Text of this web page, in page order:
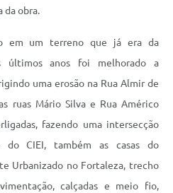
da obra.
em um terreno que já era da
últimos anos foi melhorado a
uma erosão na Rua Almir de
ruas Mário Silva e Rua Américo
fazendo uma intersecção
CIEI, também as casas do
Urbanizado no Fortaleza, trecho
calçadas e meio fio,